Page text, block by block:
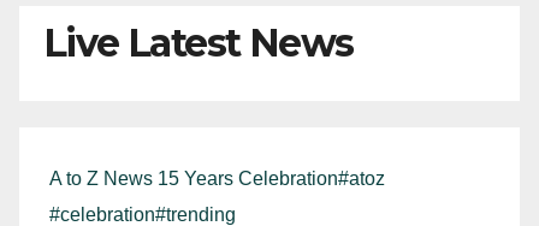
Live Latest News
A to Z News 15 Years Celebration#atoz
#celebration#trending